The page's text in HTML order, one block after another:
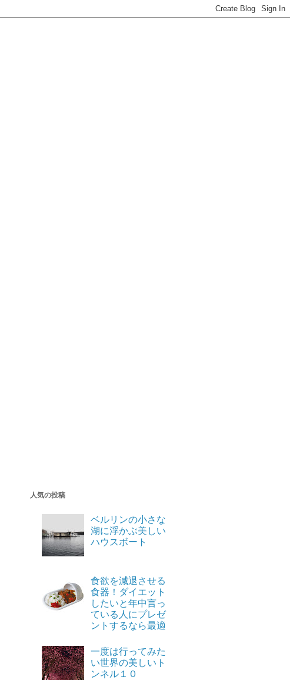
人気の投稿
ベルリンの小さな
湖に浮かぶ美しい
ハウスボート
食欲を減退させる
食器！ダイエット
したいと年中言っ
ている人にプレゼ
ントするなら最適
一度は行ってみた
い世界の美しいト
ンネル１０